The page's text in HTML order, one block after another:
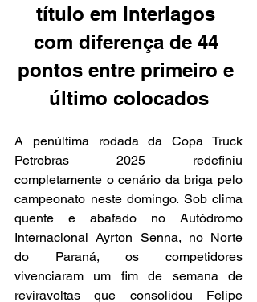
título em Interlagos
com diferença de 44
pontos entre primeiro e
último colocados
A penúltima rodada da Copa Truck
Petrobras 2025 redefiniu
completamente o cenário da briga pelo
campeonato neste domingo. Sob clima
quente e abafado no Autódromo
Internacional Ayrton Senna, no Norte
do Paraná, os competidores
vivenciaram um fim de semana de
reviravoltas que consolidou Felipe